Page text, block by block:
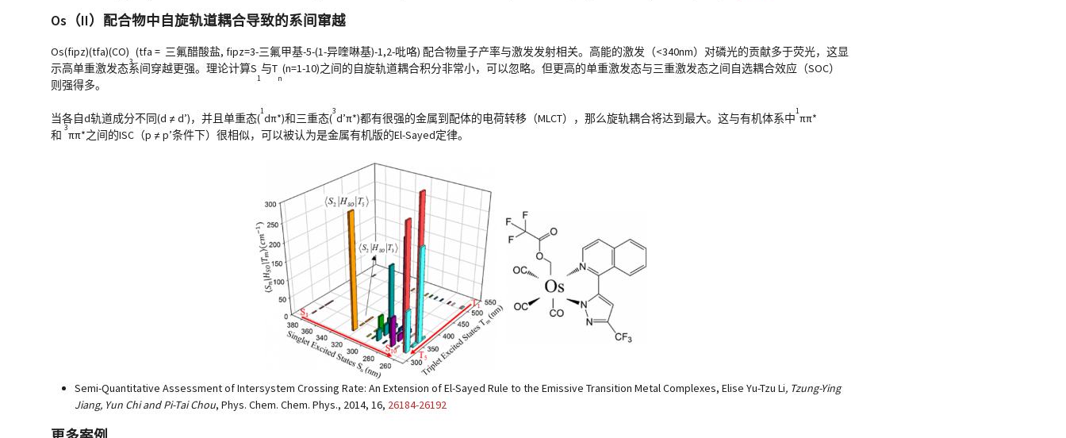
Os（II）配合物中自旋轨道耦合导致的系间窜越
Os(fipz)(tfa)(CO)
3
(tfa = 三氟醋酸盐, fipz=3-三氟甲基-5-(1-异喹啉基)-1,2-吡咯) 配合物量子产率与激发发射相关。高能的激发（<340nm）对磷光的贡献多于荧光，这显
示高单重激发态系间穿越更强。理论计算S
1
与T
n
(n=1-10)之间的自旋轨道耦合积分非常小，可以忽略。但更高的单重激发态与三重激发态之间自选耦合效应（SOC）
则强得多。
当各自d轨道成分不同(d ≠ d’)，并且单重态(
1
dπ*)和三重态(
3
d’π*)都有很强的金属到配体的电荷转移（MLCT），那么旋轨耦合将达到最大。这与有机体系中
1
ππ*
和
3
ππ*之间的ISC（p ≠ p’条件下）很相似，可以被认为是金属有机版的El-Sayed定律。
Semi-Quantitative Assessment of Intersystem Crossing Rate: An Extension of El-Sayed Rule to the Emissive Transition Metal Complexes, Elise Yu-Tzu Li, Tzung-Ying
Jiang, Yun Chi and Pi-Tai Chou, Phys. Chem. Chem. Phys., 2014, 16, 26184-26192